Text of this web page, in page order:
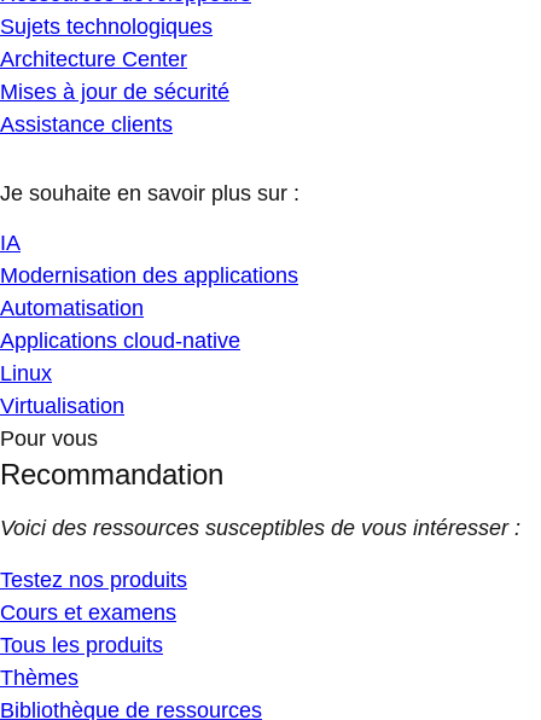
Sujets technologiques
Architecture Center
Mises à jour de sécurité
Assistance clients
Je souhaite en savoir plus sur :
IA
Modernisation des applications
Automatisation
Applications cloud-native
Linux
Virtualisation
Pour vous
Recommandation
Voici des ressources susceptibles de vous intéresser :
Testez nos produits
Cours et examens
Tous les produits
Thèmes
Bibliothèque de ressources